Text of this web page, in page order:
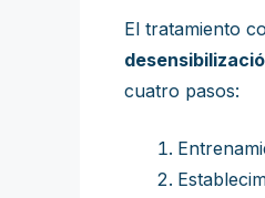
El tratamiento
cuatro pasos: